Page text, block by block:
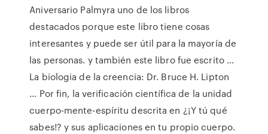
Aniversario Palmyra uno de los libros
destacados porque este libro tiene cosas
interesantes y puede ser útil para la mayoría de
las personas. y también este libro fue escrito …
La biologia de la creencia: Dr. Bruce H. Lipton
... Por fin, la verificación científica de la unidad
cuerpo-mente-espíritu descrita en ¿¡Y tú qué
sabes!? y sus aplicaciones en tu propio cuerpo.